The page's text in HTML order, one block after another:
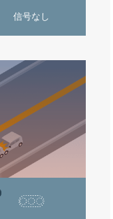
信号なし